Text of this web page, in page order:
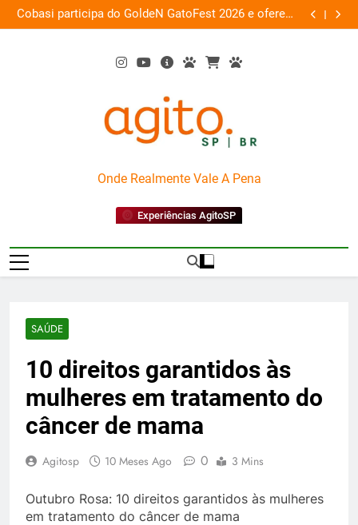
Skip
to
Cobasi participa do GoldeN GatoFest 2026 e oferece
descontos de até 50%
AgitoSP
Onde Realmente Vale A Pena
Experiências AgitoSP
SAÚDE
10 direitos garantidos às
mulheres em tratamento do
câncer de mama
Agitosp 10 Meses Ago 0 3 Mins
Outubro Rosa: 10 direitos garantidos às mulheres
em tratamento do câncer de mama